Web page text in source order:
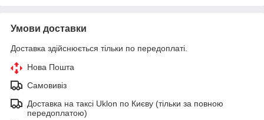
Умови доставки
Доставка здійснюється тільки по передоплаті.
Нова Пошта
Самовивіз
Доставка на таксі Uklon по Києву (тільки за повною
передоплатою)